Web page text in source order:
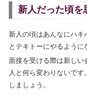
新人だった頃を
新人の頃はあんなにハキ
とテキトーにやるように
面接を受ける際は新し
人と何ら変わりないで
しましょう。